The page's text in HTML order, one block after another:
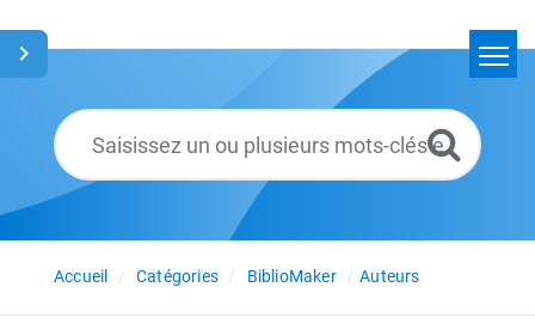
Glossaire
Français
Accueil
Catégories BiblioMaker Auteurs